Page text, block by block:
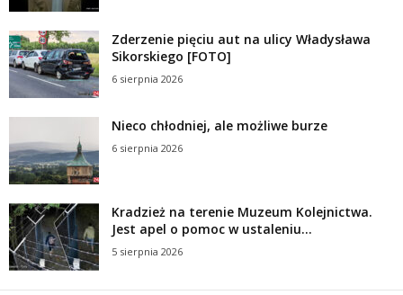
Zderzenie pięciu aut na ulicy Władysława
Sikorskiego [FOTO]
6 sierpnia 2026
Nieco chłodniej, ale możliwe burze
6 sierpnia 2026
Kradzież na terenie Muzeum Kolejnictwa.
Jest apel o pomoc w ustaleniu...
5 sierpnia 2026